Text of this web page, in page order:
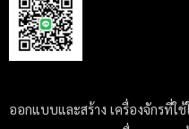
ออกแบบและสร้าง เครื่องจักรที่ใ